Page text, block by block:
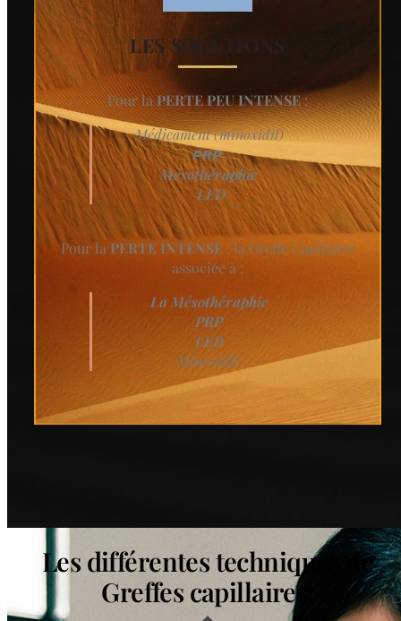
LES SOLUTIONS
Pour laPERTE PEU INTENSE:
Médicament (minoxidil)
PRP
Mésothéraphie
LED
Pour la PERTE INTENSE: la Greffe Capillaire
associée à :
La Mésothéraphie
PRP
LED
Minoxidil
Les différentes techniques de
Greffes capillaires.